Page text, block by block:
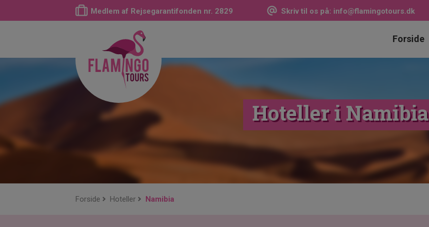
Medlem af Rejsegarantifonden nr. 2829 Skriv til os på: info@flamingotours.dk
Forside
Hoteller i Namibia
Forside Hoteller Namibia